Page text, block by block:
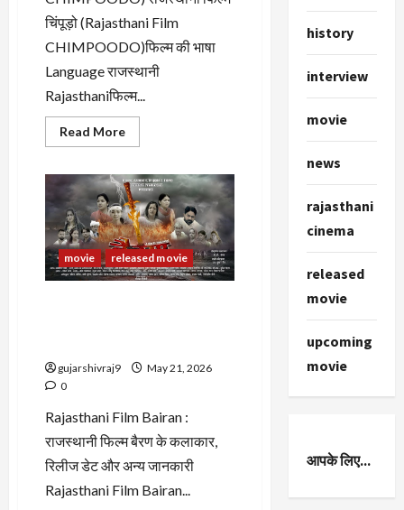
चिंपूड़ो (Rajasthani Film
CHIMPOODO)फिल्म की भाषा
Language राजस्थानी
Rajasthaniफिल्म...
Read MoreRead
more
फिल्म
चिंपूड़ो
(Rajasthani
Film
CHIMPOODO)
movie released movie
gujarshivraj9
May 21, 2026
0
Rajasthani Film Bairan :
राजस्थानी फिल्म बैरण के कलाकार,
रिलीज डेट और अन्य जानकारी
Rajasthani Film Bairan...
history
interview
movie
news
rajasthani
cinema
released
movie
upcoming
movie
आपके लिए...